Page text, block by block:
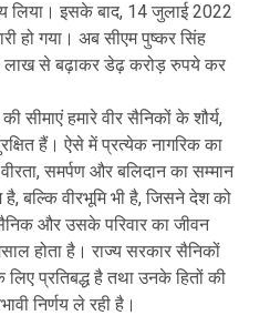
लिया। इसके बाद, 14 जुलाई 2022
हो गया। अब सीएम पुष्कर सिंह
लाख से बढ़ाकर डेढ़ करोड़ रुपये कर
सीमाएं हमारे वीर सैनिकों के शौर्य,
हैं। ऐसे में प्रत्येक नागरिक का
समर्पण और बलिदान का सम्मान
बल्कि वीरभूमि भी है, जिसने देश को
और उसके परिवार का जीवन
होता है। राज्य सरकार सैनिकों
प्रतिबद्ध है तथा उनके हितों की
निर्णय ले रही है।